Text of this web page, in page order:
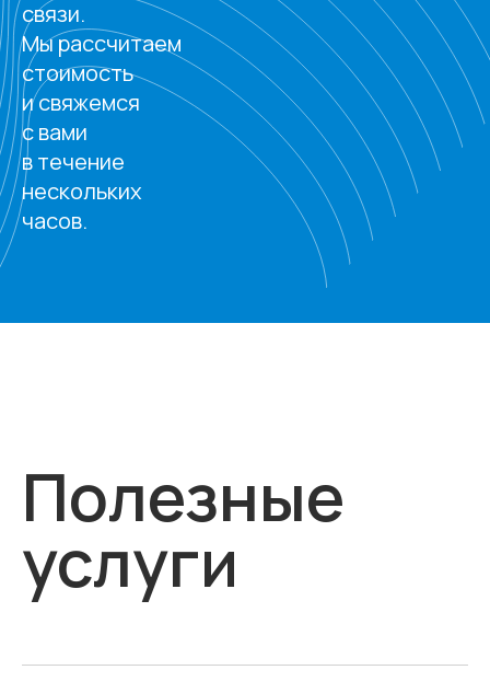
связи.
Мы рассчитаем
стоимость
и свяжемся
с вами
в течение
нескольких
часов.
Полезные
услуги